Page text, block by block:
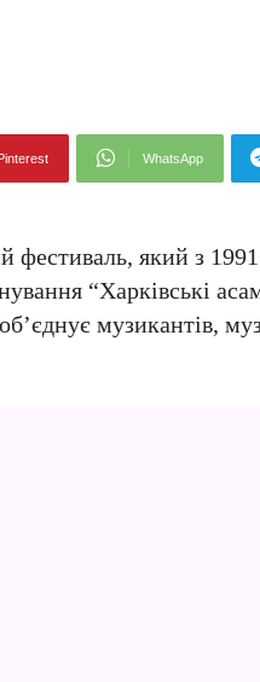
WhatsApp
фестиваль, який з
“Харківські
музикантів,